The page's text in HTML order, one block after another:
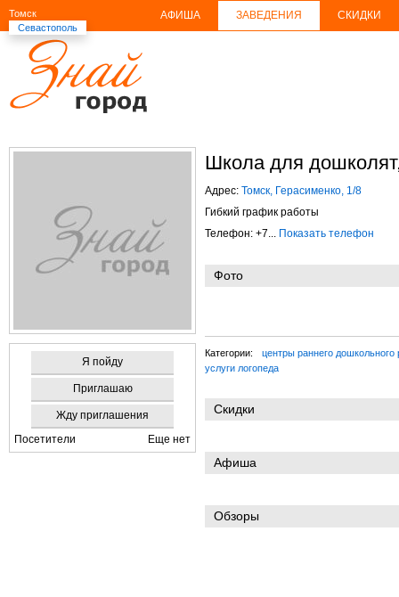
Томск
Севастополь
АФИША ЗАВЕДЕНИЯ СКИДКИ
Я пойду
Приглашаю
Жду приглашения
Посетители
Еще нет
Школа для
Адрес: Томск, Герасименко, 1/8
Гибкий график работы
Телефон: +7... Показать телефон
Фото
Категории:
центры раннего дошкольного
услуги логопеда
Скидки
Афиша
Обзоры